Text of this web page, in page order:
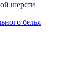
шерсти
белья